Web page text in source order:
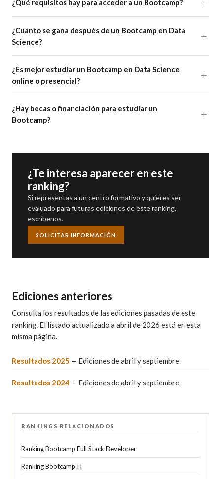
¿Qué requisitos hay para acceder a un Bootcamp?
¿Cuánto se gana después de un Bootcamp en Data
Science?
¿Es mejor estudiar un Bootcamp en Data Science
online o presencial?
¿Hay becas o financiación para estudiar un
Bootcamp?
¿Te interesa aparecer en este
ranking?
Si representas a un centro formativo y quieres ser
evaluado para futuras ediciones de este ranking,
escríbenos.
SOLICITAR INFORMACIÓN
Ediciones anteriores
Consulta los resultados de las ediciones pasadas de este
ranking. El listado actualizado a abril de 2026 está en esta
misma página.
Resultados 2025 — Ediciones de abril y septiembre
Resultados 2024 — Ediciones de abril y septiembre
RANKINGS RELACIONADOS
Ranking Bootcamp Full Stack Developer
Ranking Bootcamp IT